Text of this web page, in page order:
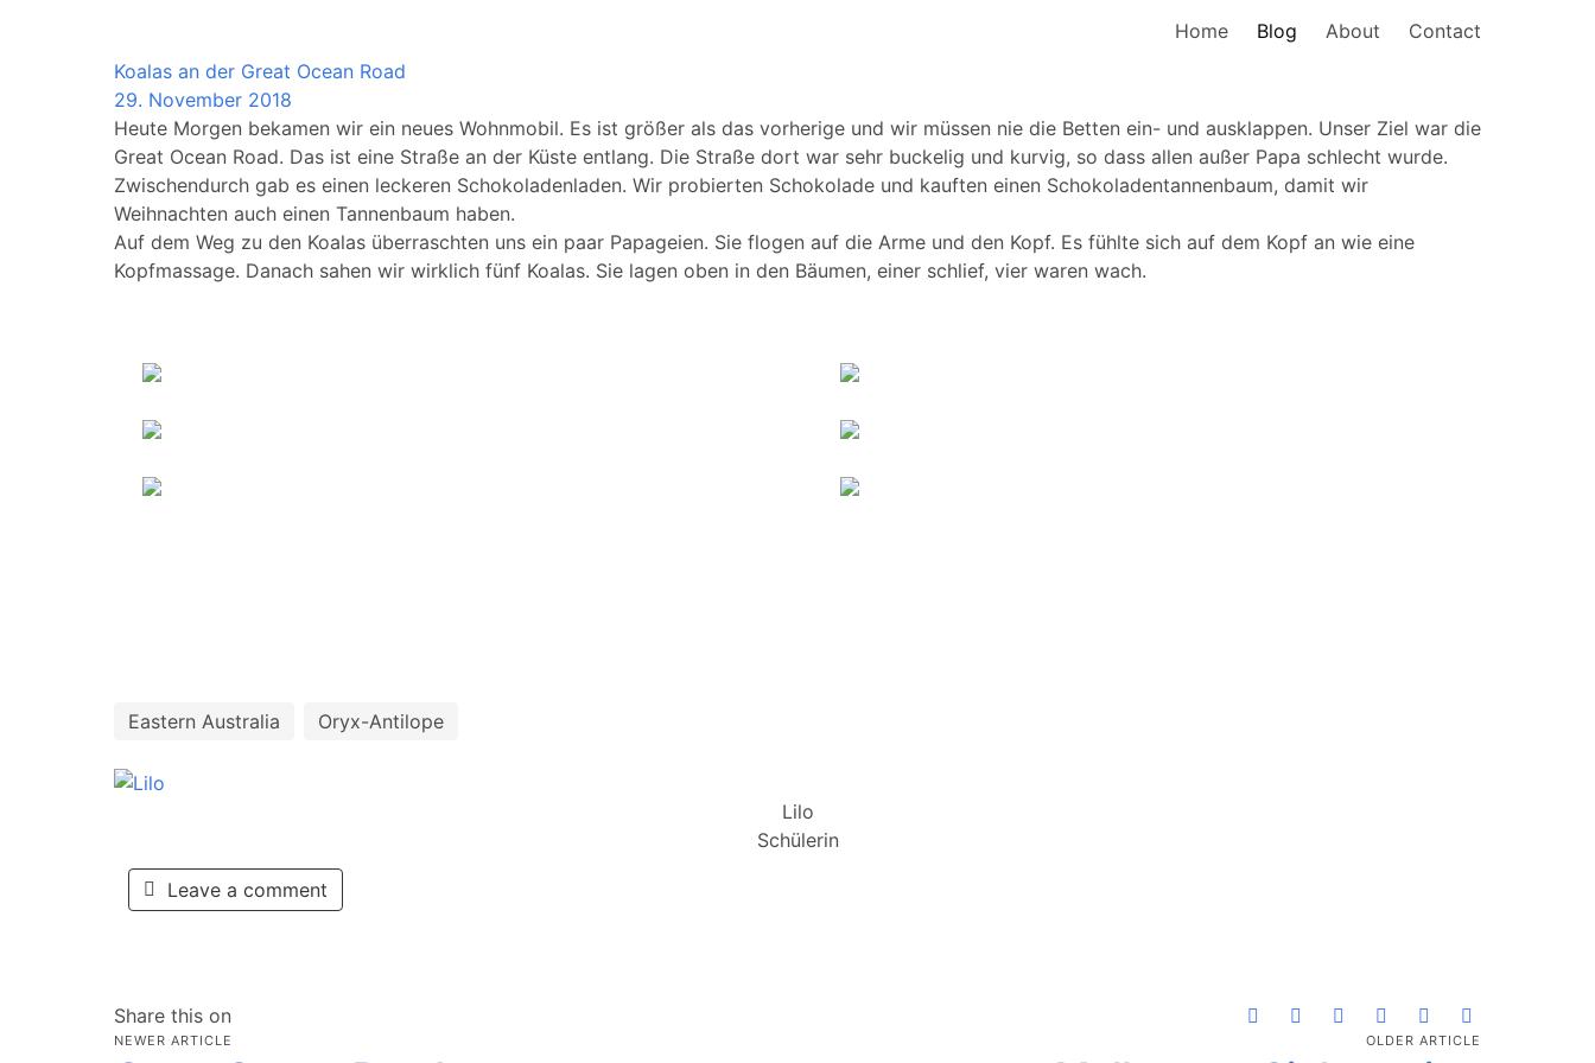
Home Blog About Contact
Koalas an der Great Ocean Road
29. November 2018
Heute Morgen bekamen wir ein neues Wohnmobil. Es ist größer als das vorherige und wir müssen nie die Betten ein- und ausklappen. Unser Ziel war die
Great Ocean Road. Das ist eine Straße an der Küste entlang. Die Straße dort war sehr buckelig und kurvig, so dass allen außer Papa schlecht wurde.
Zwischendurch gab es einen leckeren Schokoladenladen. Wir probierten Schokolade und kauften einen Schokoladentannenbaum, damit wir
Weihnachten auch einen Tannenbaum haben.
Auf dem Weg zu den Koalas überraschten uns ein paar Papageien. Sie flogen auf die Arme und den Kopf. Es fühlte sich auf dem Kopf an wie eine
Kopfmassage. Danach sahen wir wirklich fünf Koalas. Sie lagen oben in den Bäumen, einer schlief, vier waren wach.
Eastern Australia Oryx-Antilope
Lilo
Schülerin
Leave a comment
Share this on
NEWER ARTICLE OLDER ARTICLE